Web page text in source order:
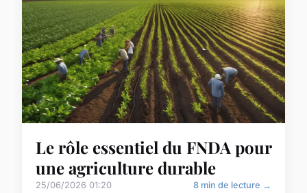
Le rôle essentiel du FNDA pour
une agriculture durable
25/06/2026 01:20 8 min de lecture →